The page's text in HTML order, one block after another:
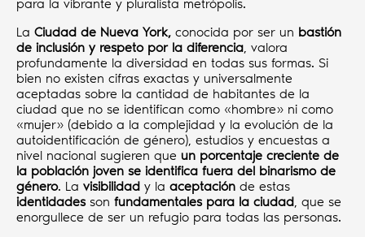
para la vibrante y pluralista metrópolis.
La Ciudad de Nueva York, conocida por ser un bastión
de inclusión y respeto por la diferencia, valora
profundamente la diversidad en todas sus formas. Si
bien no existen cifras exactas y universalmente
aceptadas sobre la cantidad de habitantes de la
ciudad que no se identifican como «hombre» ni como
«mujer» (debido a la complejidad y la evolución de la
autoidentificación de género), estudios y encuestas a
nivel nacional sugieren que un porcentaje creciente de
la población joven se identifica fuera del binarismo de
género. La visibilidad y la aceptación de estas
identidadesson fundamentales para la ciudad, que se
enorgullece de ser un refugio para todas las personas.